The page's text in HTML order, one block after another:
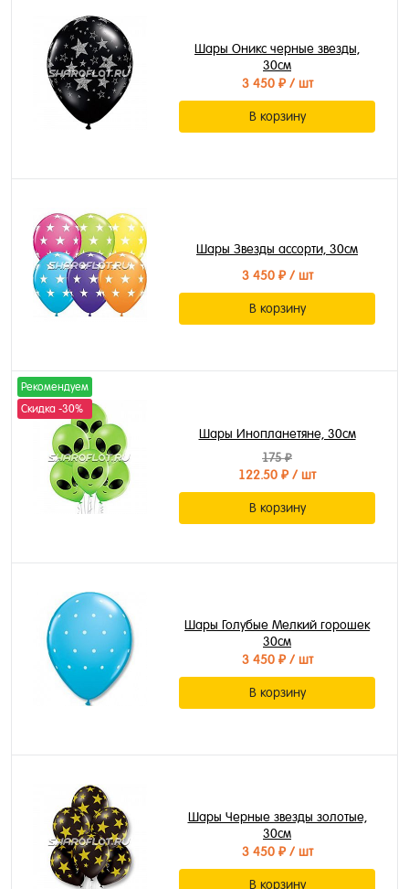
Шары Оникс черные звезды,
30см
3 450 ₽/ шт
В корзину
Шары Звезды ассорти, 30см
3 450 ₽/ шт
В корзину
Рекомендуем
Скидка -30%
Шары Инопланетяне, 30см
175 ₽
122.50 ₽/ шт
В корзину
Шары Голубые Мелкий горошек
30см
3 450 ₽/ шт
В корзину
Шары Черные звезды золотые,
30см
3 450 ₽/ шт
В корзину